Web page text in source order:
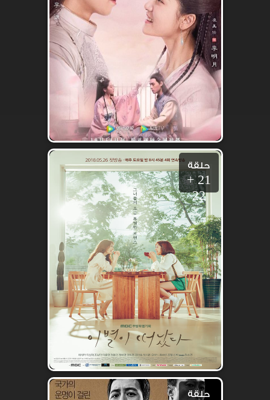
حلقة
21 +
22
حلقة